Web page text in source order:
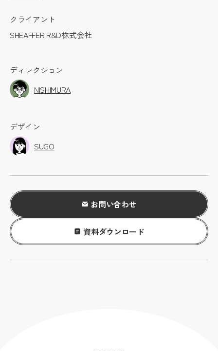
クライアント
SHEAFFER R&D株式会社
ディレクション
NISHIMURA
デザイン
SUGO
お問い合わせ
資料ダウンロード